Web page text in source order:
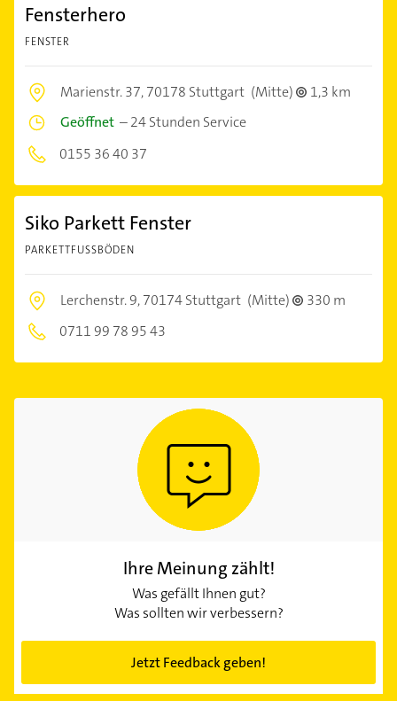
Fensterhero
FENSTER
Marienstr. 37,70178 Stuttgart (Mitte)
1,3 km
Geöffnet –24 Stunden Service
0155 36 40 37
Siko Parkett Fenster
PARKETTFUSSBÖDEN
Lerchenstr. 9,70174 Stuttgart (Mitte)
330 m
0711 99 78 95 43
Ihre Meinung zählt!
Was gefällt Ihnen gut?
Was sollten wir verbessern?
Jetzt Feedback geben!